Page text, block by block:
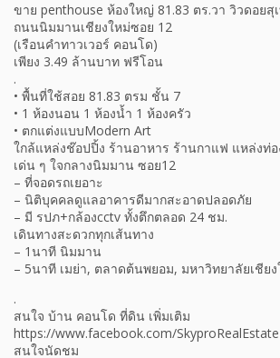
ขาย penthouse ห้องใหญ่ 81.83 ตร.วา วิวดอยสุ
ถนนนิมมานเชียงใหม่ซอย 12
(เรือนคำทาวเวอร์ คอนโด)
เพียง 3.49 ล้านบาท ฟรีโอน
.
• พื้นที่ใช้สอย 81.83 ตรม ชั้น 7
• 1 ห้องนอน 1 ห้องน้ำ 1 ห้องครัว
• ตกแต่งแบบModern Art
ใกล้แหล่งช๊อปปิ้ง ร้านอาหาร ร้านกาแฟ แหล่งท่อ
เด่น ๆ ใจกลางนิมมาน ซอย12
– ที่จอดรถเยอาะ
– นิติบุคคลดูแลอาคารดีมากสะอาดปลอดภัย
– มี รปภ+กล้องcctv ทั้งตึกตลอด 24 ชม.
เดินทางสะดวกทุกเส้นทาง
– 1นาที นิมมาน
– 5นาที เมย่า, ตลาดต้นพยอม, มหาวิทยาลัยเชีย
.
สนใจ บ้าน คอนโด ที่ดิน เพิ่มเติม
https://www.facebook.com/SkyproRealEstate
สนใจนัดชม